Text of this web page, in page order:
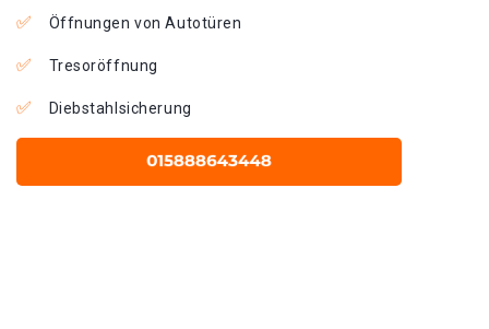
Öffnungen von Autotüren
Tresoröffnung
Diebstahlsicherung